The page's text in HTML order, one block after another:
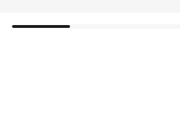
والأصداف لون ذهبي للبنات (8 قطع)